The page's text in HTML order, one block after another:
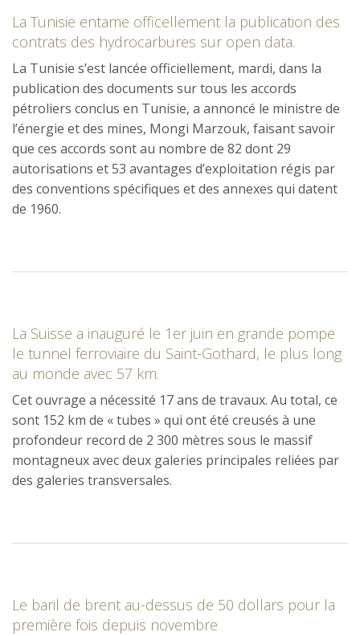
La Tunisie entame officellement la publication des
contrats des hydrocarbures sur open data.
La Tunisie s’est lancée officiellement, mardi, dans la
publication des documents sur tous les accords
pétroliers conclus en Tunisie, a annoncé le ministre de
l’énergie et des mines, Mongi Marzouk, faisant savoir
que ces accords sont au nombre de 82 dont 29
autorisations et 53 avantages d’exploitation régis par
des conventions spécifiques et des annexes qui datent
de 1960.
La Suisse a inauguré le 1er juin en grande pompe
le tunnel ferroviaire du Saint-Gothard, le plus long
au monde avec 57 km.
Cet ouvrage a nécessité 17 ans de travaux. Au total, ce
sont 152 km de « tubes » qui ont été creusés à une
profondeur record de 2 300 mètres sous le massif
montagneux avec deux galeries principales reliées par
des galeries transversales.
Le baril de brent au-dessus de 50 dollars pour la
première fois depuis novembre